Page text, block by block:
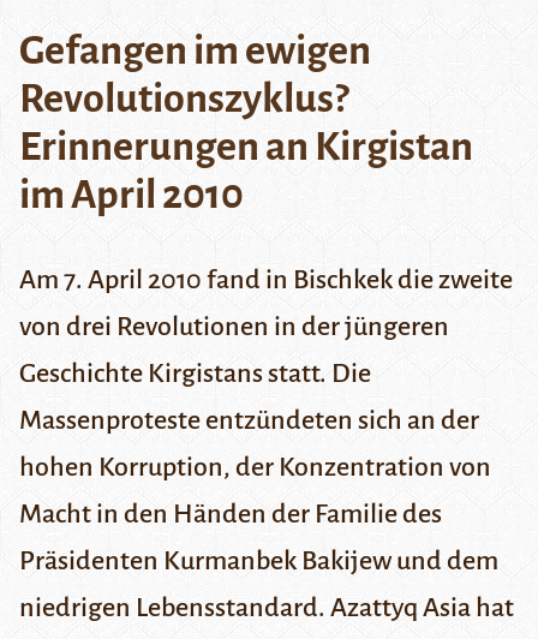
Gefangen im ewigen
Revolutionszyklus?
Erinnerungen an Kirgistan
im April 2010
Am 7. April 2010 fand in Bischkek die zweite
von drei Revolutionen in der jüngeren
Geschichte Kirgistans statt. Die
Massenproteste entzündeten sich an der
hohen Korruption, der Konzentration von
Macht in den Händen der Familie des
Präsidenten Kurmanbek Bakijew und dem
niedrigen Lebensstandard. Azattyq Asia hat